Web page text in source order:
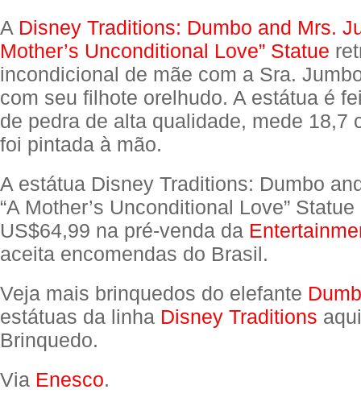
A Disney Traditions: Dumbo and Mrs.
Mother’s Unconditional Love” Statue
incondicional de mãe com a Sra.
com seu filhote orelhudo. A estátua é
de pedra de alta qualidade, mede 18,7
foi pintada à mão.
A estátua Disney Traditions: Dumbo
“A Mother’s Unconditional Love”
US$64,99 na pré-venda da
aceita encomendas do Brasil.
Veja mais brinquedos do elefante
estátuas da linha Disney Traditions
Brinquedo.
Via Enesco.